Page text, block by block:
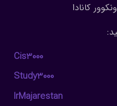
Cis3000
Study3000
IrMajarestan